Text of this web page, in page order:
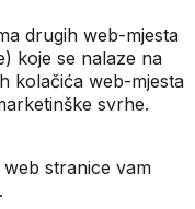
drugih web-mjesta
koje se nalaze na
kolačića web-mjesta
svrhe.
stranice vam